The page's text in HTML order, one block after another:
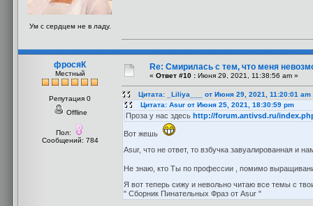
Ум с сердцем не в ладу.
фросяК
Местный
Репутация 0
Offline
Пол:
Сообщений: 784
Re: Смирилась с тем, что меня
« Ответ #10 : Июня 29, 2021, 11:38:56 am »
Цитата: _Liliya___ от Июня 29, 2021, 11:20:01 am
Цитата: Asur от Июня 25, 2021, 18:30:59 pm
Проза у нас здесь http://forum.antivsd.ru/
Вот жешь
Asur, что не ответ, то взбучка завуалированная и
Не знаю, кто Ты по профессии , помимо
Я вот теперь сижу и невольно читаю все темы с
" Сборник Пинательных Фраз от Asur "